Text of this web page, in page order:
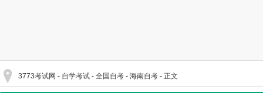
3773考试网 - 自学考试 - 全国自考 - 海南自考 - 正文